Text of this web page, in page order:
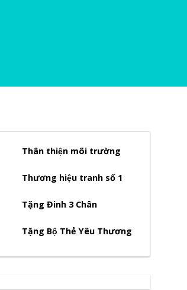
Thân thiện môi trường
Thương hiệu tranh số 1
Tặng Đinh 3 Chân
Tặng Bộ Thẻ Yêu Thương